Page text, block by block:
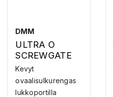
DMM
ULTRA O
SCREWGATE
PACK OF 3 –
SULKURENGA
S
Kevyt
ovaalisulkurengas
lukkoportilla